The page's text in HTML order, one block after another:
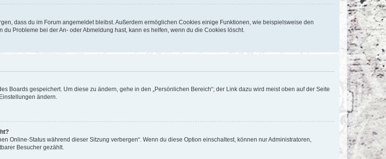
dass du im Forum angemeldet bleibst. Außerdem ermöglichen Cookies einige Funktionen, wie beispielsweise den
Probleme bei der An- oder Abmeldung hast, kann es helfen, wenn du die Cookies löscht.
Boards gespeichert. Um diese zu ändern, gehe in den „Persönlichen Bereich“; der Link dazu wird meist oben auf der Seite
ändern.
Online-Status während dieser Sitzung verbergen“. Wenn du diese Option einschaltest, können nur Administratoren,
Besucher gezählt.